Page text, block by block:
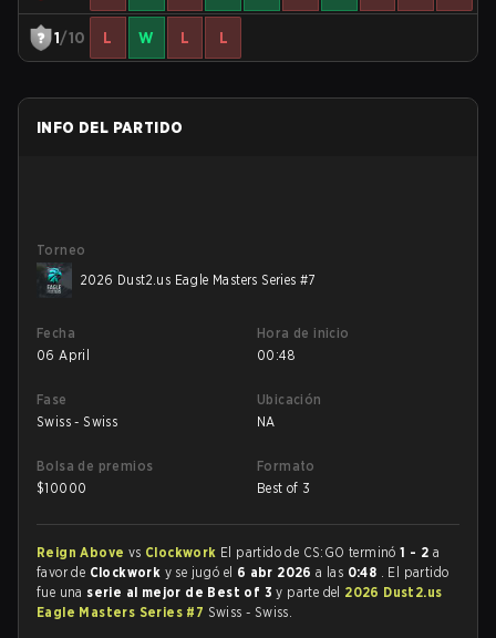
1/10 L W L L
INFO DEL PARTIDO
Torneo
2026 Dust2.us Eagle Masters Series #7
Fecha
06 April
Hora de inicio
00:48
Fase
Swiss - Swiss
Ubicación
NA
Bolsa de premios
$10000
Formato
Best of 3
Reign Above vs Clockwork El partido de CS:GO terminó1 - 2 a
favor de Clockwork y se jugó el 6 abr 2026a las 0:48 . El partido
fue una serie al mejor de Best of 3y parte del 2026 Dust2.us
Eagle Masters Series #7 Swiss - Swiss.